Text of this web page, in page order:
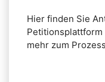
Hier finden Sie
mehr zum